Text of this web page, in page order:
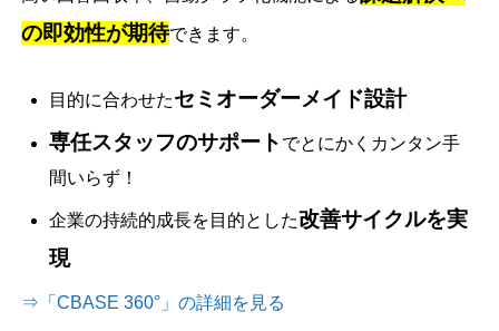
の即効性が期待できます。
目的に合わせたセミオーダーメイド設計
専任スタッフのサポート でとにかくカンタン手
間いらず！
企業の持続的成長を目的とした改善サイクルを実
現
⇒「CBASE 360°」の詳細を見る